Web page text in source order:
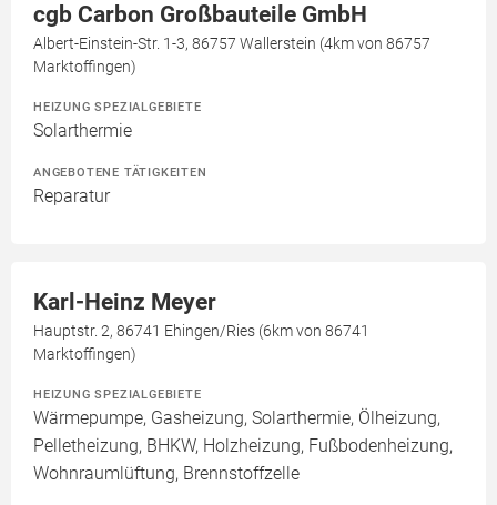
cgb Carbon Großbauteile GmbH
Albert-Einstein-Str. 1-3, 86757 Wallerstein (4km von 86757
Marktoffingen)
HEIZUNG SPEZIALGEBIETE
Solarthermie
ANGEBOTENE TÄTIGKEITEN
Reparatur
Karl-Heinz Meyer
Hauptstr. 2, 86741 Ehingen/Ries (6km von 86741
Marktoffingen)
HEIZUNG SPEZIALGEBIETE
Wärmepumpe, Gasheizung, Solarthermie, Ölheizung,
Pelletheizung, BHKW, Holzheizung, Fußbodenheizung,
Wohnraumlüftung, Brennstoffzelle